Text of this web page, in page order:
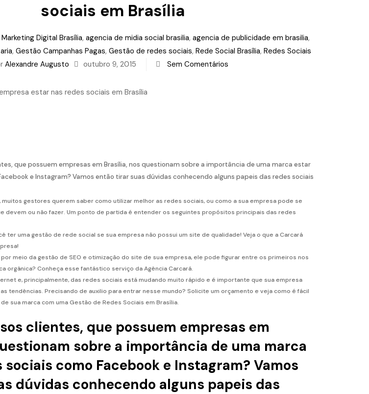
sociais em Brasília
Digital Brasília,agencia de midia social brasilia,agencia de publicidade em brasilia,
,Gestão Campanhas Pagas,Gestão de redes sociais,Rede Social Brasília,Redes Sociais
Alexandre Augusto outubro 9, 2015 Sem Comentários
que possuem empresas em Brasília, nos questionam sobre a importância de uma marca estar
e Instagram? Vamos então tirar suas dúvidas conhecendo alguns papeis das redes sociais
gestores querem saber como utilizar melhor as redes sociais, ou como a sua empresa pode se
devem ou não fazer. Um ponto de partida é entender os seguintes propósitos principais das redes
ter uma gestão de rede social se sua empresa não possui um site de qualidade! Veja o que a Carcará
meio da gestão de SEO e otimização do site de sua empresa, ele pode figurar entre os primeiros nos
orgânica? Conheça esse fantástico serviço da Agência Carcará.
e, principalmente, das redes sociais está mudando muito rápido e é importante que sua empresa
tendências. Precisando de auxilio para entrar nesse mundo? Solicite um orçamento e veja como é fácil
sua marca com uma Gestão de Redes Sociais em Brasília.
clientes, que possuem empresas em
sobre a importância de uma marca
como Facebook e Instagram? Vamos
dúvidas conhecendo alguns papeis das